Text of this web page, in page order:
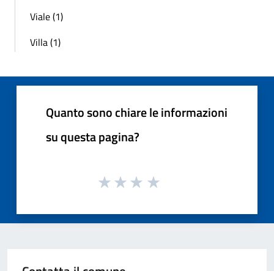
Viale (1)
Villa (1)
Quanto sono chiare le informazioni
su questa pagina?